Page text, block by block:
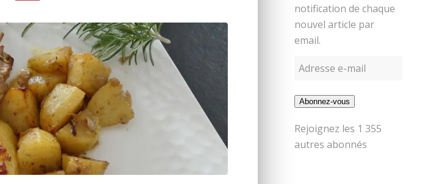
notification de chaque
nouvel article par
email.
Abonnez-vous
Rejoignez les 1 355
autres abonnés